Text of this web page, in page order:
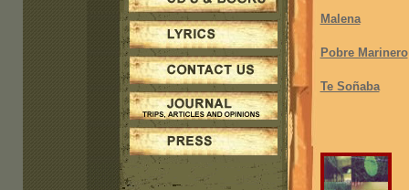
Malena
Pobre Marinero
Te Soñaba